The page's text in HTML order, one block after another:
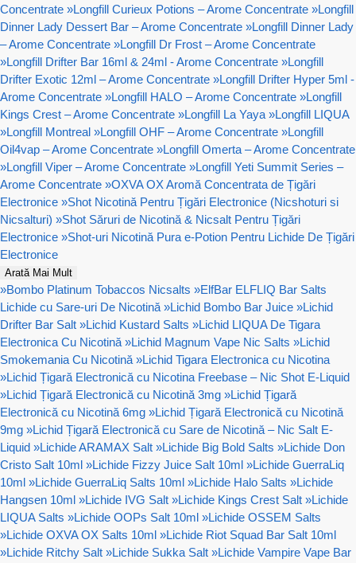
Concentrate »Longfill Curieux Potions – Arome Concentrate »Longfill
Dinner Lady Dessert Bar – Arome Concentrate »Longfill Dinner Lady
– Arome Concentrate »Longfill Dr Frost – Arome Concentrate
»Longfill Drifter Bar 16ml & 24ml - Arome Concentrate »Longfill
Drifter Exotic 12ml – Arome Concentrate »Longfill Drifter Hyper 5ml -
Arome Concentrate »Longfill HALO – Arome Concentrate »Longfill
Kings Crest – Arome Concentrate »Longfill La Yaya »Longfill LIQUA
»Longfill Montreal »Longfill OHF – Arome Concentrate »Longfill
Oil4vap – Arome Concentrate »Longfill Omerta – Arome Concentrate
»Longfill Viper – Arome Concentrate »Longfill Yeti Summit Series –
Arome Concentrate »OXVA OX Aromă Concentrata de Țigări
Electronice »Shot Nicotină Pentru Țigări Electronice (Nicshoturi si
Nicsalturi) »Shot Săruri de Nicotină & Nicsalt Pentru Țigări
Electronice »Shot-uri Nicotină Pura e-Potion Pentru Lichide De Țigări
Electronice
Arată Mai Mult
»Bombo Platinum Tobaccos Nicsalts »ElfBar ELFLIQ Bar Salts
Lichide cu Sare-uri De Nicotină »Lichid Bombo Bar Juice »Lichid
Drifter Bar Salt »Lichid Kustard Salts »Lichid LIQUA De Tigara
Electronica Cu Nicotină »Lichid Magnum Vape Nic Salts »Lichid
Smokemania Cu Nicotină »Lichid Tigara Electronica cu Nicotina
»Lichid Țigară Electronică cu Nicotina Freebase – Nic Shot E-Liquid
»Lichid Țigară Electronică cu Nicotină 3mg »Lichid Țigară
Electronică cu Nicotină 6mg »Lichid Țigară Electronică cu Nicotină
9mg »Lichid Țigară Electronică cu Sare de Nicotină – Nic Salt E-
Liquid »Lichide ARAMAX Salt »Lichide Big Bold Salts »Lichide Don
Cristo Salt 10ml »Lichide Fizzy Juice Salt 10ml »Lichide GuerraLiq
10ml »Lichide GuerraLiq Salts 10ml »Lichide Halo Salts »Lichide
Hangsen 10ml »Lichide IVG Salt »Lichide Kings Crest Salt »Lichide
LIQUA Salts »Lichide OOPs Salt 10ml »Lichide OSSEM Salts
»Lichide OXVA OX Salts 10ml »Lichide Riot Squad Bar Salt 10ml
»Lichide Ritchy Salt »Lichide Sukka Salt »Lichide Vampire Vape Bar